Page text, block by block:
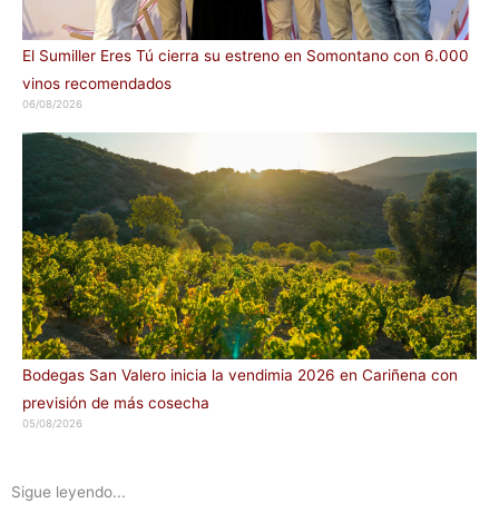
El Sumiller Eres Tú cierra su estreno en Somontano con 6.000
vinos recomendados
06/08/2026
Bodegas San Valero inicia la vendimia 2026 en Cariñena con
previsión de más cosecha
05/08/2026
Sigue leyendo...